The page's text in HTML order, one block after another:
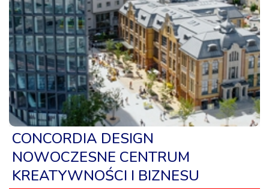
CONCORDIA DESIGN
NOWOCZESNE CENTRUM
KREATYWNOŚCI I BIZNESU